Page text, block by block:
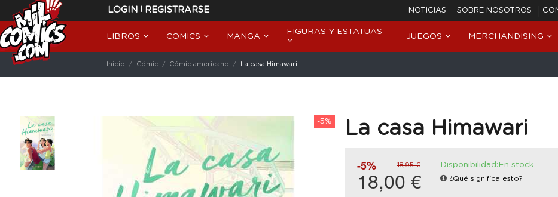
LOGIN | REGISTRARSE NOTICIAS SOBRE NOSOTROS
LIBROS COMICS MANGA
FIGURAS Y ESTATUAS
JUEGOS MERCHANDISING
Inicio Cómic Cómic americano La casa Himawari
-5% La casa Himawari
-5% 18,95 €
18,00 €
Disponibilidad:En stock
¿Qué significa esto?